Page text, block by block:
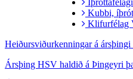
Kubbi,
Klifurfélag
Heiðursviðurkenningar á
Ársþing HSV haldið á Þingeyri